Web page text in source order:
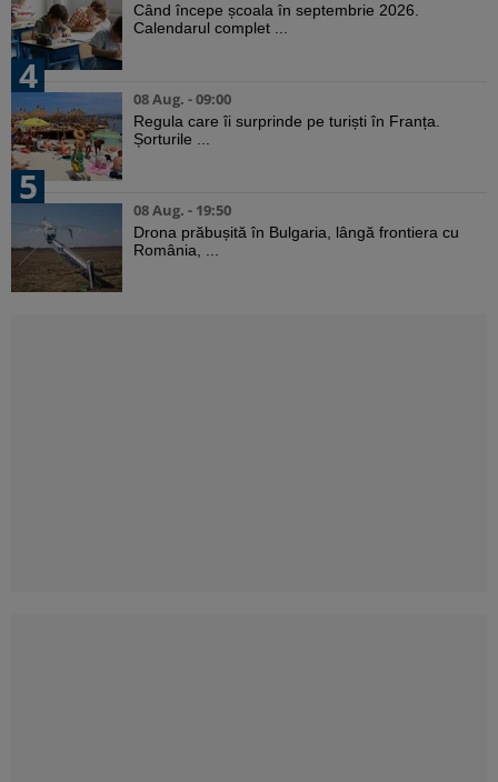
Când începe școala în septembrie 2026.
Calendarul complet ...
4
08 Aug. - 09:00
Regula care îi surprinde pe turiști în Franța.
Șorturile ...
5
08 Aug. - 19:50
Drona prăbușită în Bulgaria, lângă frontiera cu
România, ...